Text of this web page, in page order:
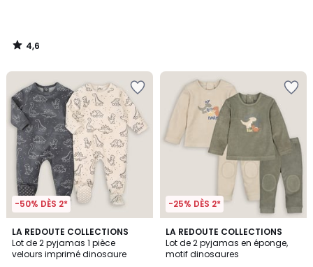
4,6
/
-50% DÈS 2*
LA REDOUTE COLLECTIONS
Lot de 2 pyjamas 1 pièce
velours imprimé dinosaure
4,5
/ 5
-25% DÈS 2*
LA REDOUTE COLLECTIONS
Lot de 2 pyjamas en éponge,
motif dinosaures
3,9
/ 5